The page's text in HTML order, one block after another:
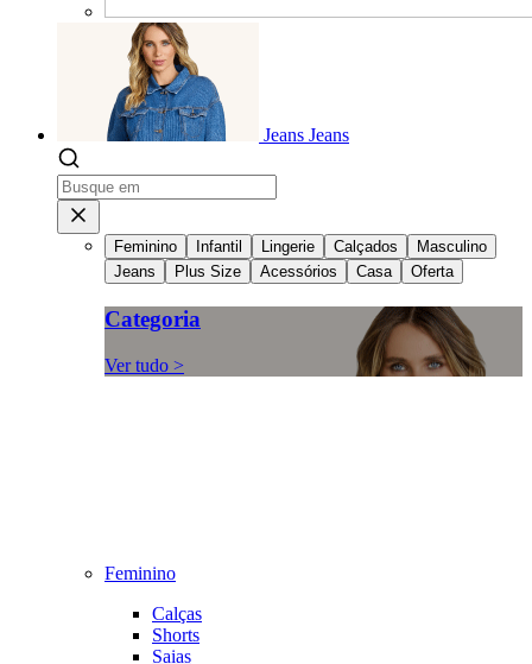
Jeans Jeans
Feminino Infantil Lingerie Calçados
Masculino
Jeans
Plus Size Acessórios Casa Oferta
Categoria
Ver tudo >
Feminino
Calças
Shorts
Saias